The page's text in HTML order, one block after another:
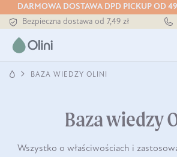
DARMOWA DOSTAWA DPD PICKUP OD
Bezpieczna dostawa od 7,49 zł
Darmowa dostawa od 199 zł
BAZA WIEDZY OLINI
Baza wiedzy
Wszystko o właściwościach i